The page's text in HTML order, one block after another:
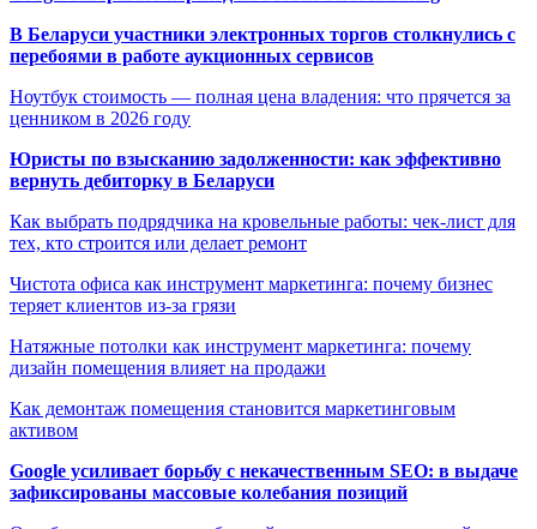
В Беларуси участники электронных торгов столкнулись с
перебоями в работе аукционных сервисов
Ноутбук стоимость — полная цена владения: что прячется за
ценником в 2026 году
Юристы по взысканию задолженности: как эффективно
вернуть дебиторку в Беларуси
Как выбрать подрядчика на кровельные работы: чек-лист для
тех, кто строится или делает ремонт
Чистота офиса как инструмент маркетинга: почему бизнес
теряет клиентов из-за грязи
Натяжные потолки как инструмент маркетинга: почему
дизайн помещения влияет на продажи
Как демонтаж помещения становится маркетинговым
активом
Google усиливает борьбу с некачественным SEO: в выдаче
зафиксированы массовые колебания позиций